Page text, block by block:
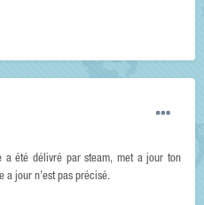
a été délivré par steam, met a jour ton
a jour n'est pas précisé.